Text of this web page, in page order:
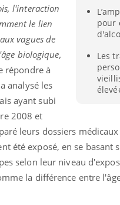
pour
Les
l'interaction
le lien
vagues de
biologique,
répondre à
analysé les
ayant subi
2008 et
leurs dossiers
été exposé, en se
selon leur niveau
la différence entre